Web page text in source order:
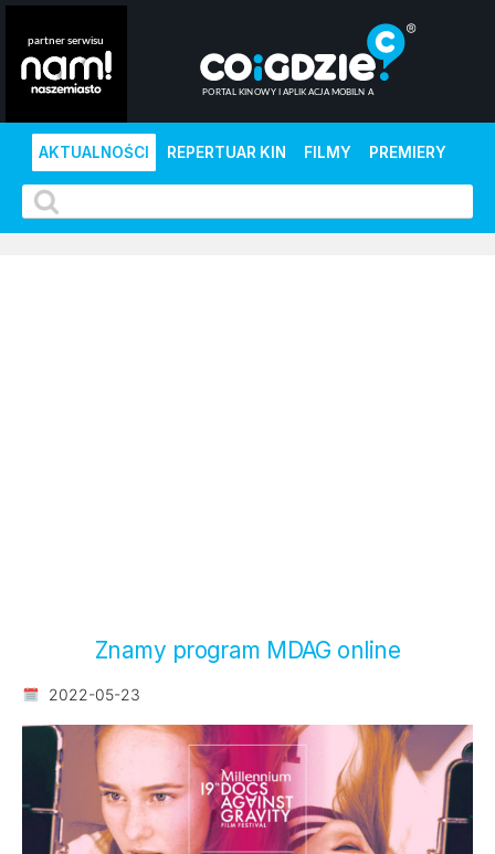
AKTUALNOŚCI REPERTUAR KIN FILMY PREMIERY
Znamy program MDAG online
2022-05-23